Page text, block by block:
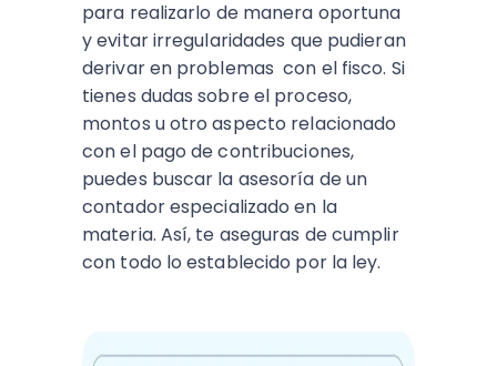
para realizarlo de manera oportuna
y evitar irregularidades que pudieran
derivar en problemas con el fisco. Si
tienes dudas sobre el proceso,
montos u otro aspecto relacionado
con el pago de contribuciones,
puedes buscar la asesoría de un
contador especializado en la
materia. Así, te aseguras de cumplir
con todo lo establecido por la ley.